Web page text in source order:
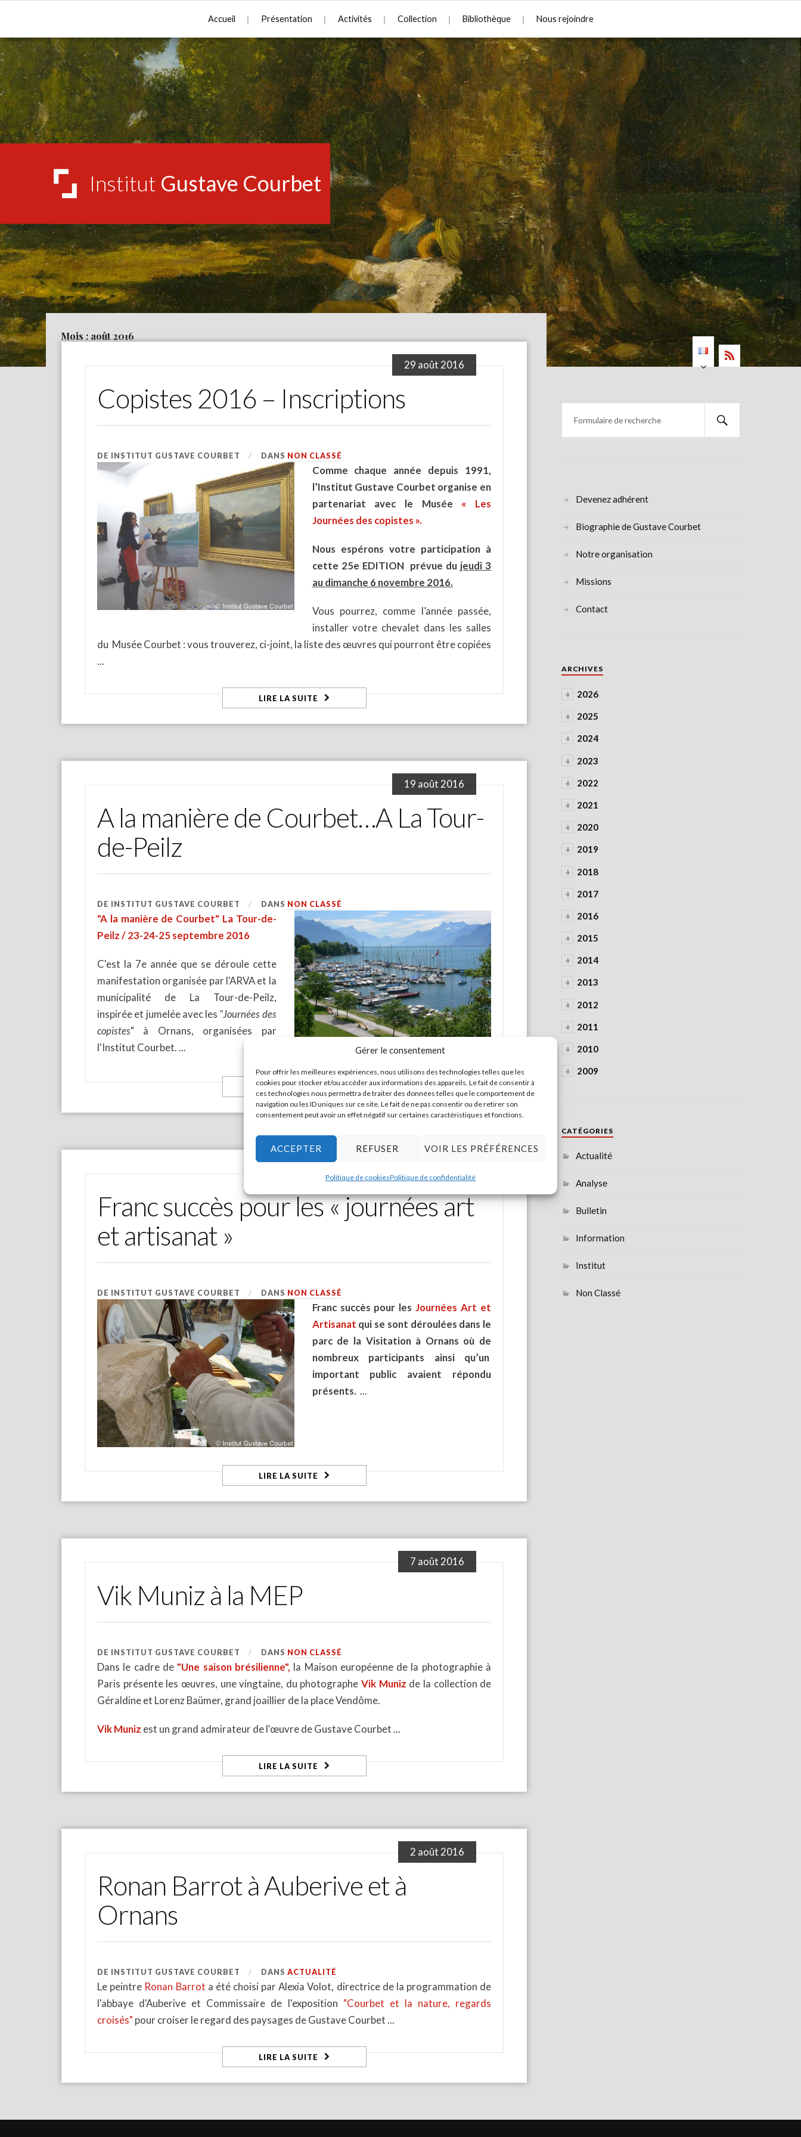
Gérer le consentement
Pour offrir les meilleures expériences, nous utilisons des technologies telles que les
cookies pour stocker et/ou accéder aux informations des appareils. Le fait de consentir à
ces technologies nous permettra de traiter des données telles que le comportement de
navigation ou les ID uniques sur ce site. Le fait de ne pas consentir ou de retirer son
consentement peut avoir un effet négatif sur certaines caractéristiques et fonctions.
ACCEPTER REFUSER VOIR LES PRÉFÉRENCES
Politique de cookiesPolitique de confidentialité
Institut Gustave Courbet
Accueil Présentation Activités Collection Bibliothèque Nous rejoindre
Mois : août 2016
29 août 2016
Copistes 2016 – Inscriptions
DE INSTITUT GUSTAVE COURBET DANS NON CLASSÉ
Comme chaque année depuis 1991,
l’Institut Gustave Courbet organise en
partenariat avec le Musée « Les
Journées des copistes ».
Nous espérons votre participation à
cette 25e EDITION prévue du jeudi 3
au dimanche 6 novembre 2016.
Vous pourrez, comme l’année passée,
installer votre chevalet dans les salles
du Musée Courbet : vous trouverez, ci-joint, la liste des œuvres qui pourront être copiées
LIRE LA SUITE
19 août 2016
A la manière de Courbet…A La Tour-
de-Peilz
DE INSTITUT GUSTAVE COURBET DANS NON CLASSÉ
"A la manière de Courbet" La Tour-de-
Peilz / 23-24-25 septembre 2016
C'est la 7e année que se déroule cette
manifestation organisée par l'ARVA et la
municipalité de La Tour-de-Peilz,
inspirée et jumelée avec les "Journées des
copistes" à Ornans, organisées par
l'Institut Courbet.
LIRE LA SUITE
12 août 2016
Franc succès pour les « journées art
et artisanat »
DE INSTITUT GUSTAVE COURBET DANS NON CLASSÉ
Franc succès pour lesJournées Art et
Artisanat qui se sont déroulées dans le
parc de la Visitation à Ornans où de
nombreux participants ainsi qu’un
important public avaient répondu
présents.
LIRE LA SUITE
7 août 2016
Vik Muniz à la MEP
DE INSTITUT GUSTAVE COURBET DANS NON CLASSÉ
Dans le cadre de "Une saison brésilienne", la Maison européenne de la photographie à
Paris présente les œuvres, une vingtaine, du photographeVik Muniz de la collection de
Géraldine et Lorenz Baümer, grand joaillier de la place Vendôme.
Vik Muniz est un grand admirateur de l'œuvre de Gustave Courbet
LIRE LA SUITE
2 août 2016
Ronan Barrot à Auberive et à
Ornans
DE INSTITUT GUSTAVE COURBET DANSACTUALITÉ
Le peintre Ronan Barrot a été choisi par Alexia Volot, directrice de la programmation de
l'abbaye d'Auberive et Commissaire de l'exposition "Courbet et la nature, regards
croisés" pour croiser le regard des paysages de Gustave Courbet
LIRE LA SUITE
Devenez adhérent
Biographie de Gustave Courbet
Notre organisation
Missions
Contact
ARCHIVES
+ 2026
+ 2025
+ 2024
+ 2023
+ 2022
+ 2021
+ 2020
+ 2019
+ 2018
+ 2017
+ 2016
+ 2015
+ 2014
+ 2013
+ 2012
+ 2011
+ 2010
+ 2009
CATÉGORIES
Actualité
Analyse
Bulletin
Information
Institut
Non Classé